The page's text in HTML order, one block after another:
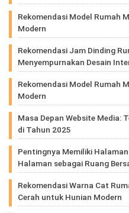
Rekomendasi Model Rumah
Modern
Rekomendasi Jam Dinding
Menyempurnakan Desain
Rekomendasi Model Rumah
Modern
Masa Depan Website Media:
di Tahun 2025
Pentingnya Memiliki
Halaman sebagai Ruang
Rekomendasi Warna Cat
Cerah untuk Hunian Modern